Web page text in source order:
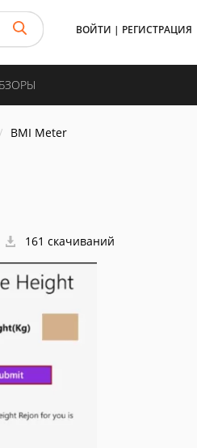
ВОЙТИ | РЕГИСТРАЦИЯ
BMI Meter
161 скачиваний